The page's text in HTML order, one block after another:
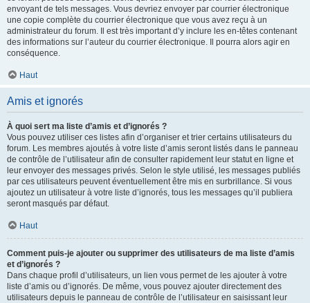
envoyant de tels messages. Vous devriez envoyer par courrier électronique
une copie complète du courrier électronique que vous avez reçu à un
administrateur du forum. Il est très important d’y inclure les en-têtes contenant
des informations sur l’auteur du courrier électronique. Il pourra alors agir en
conséquence.
Haut
Amis et ignorés
À quoi sert ma liste d’amis et d’ignorés ?
Vous pouvez utiliser ces listes afin d’organiser et trier certains utilisateurs du
forum. Les membres ajoutés à votre liste d’amis seront listés dans le panneau
de contrôle de l’utilisateur afin de consulter rapidement leur statut en ligne et
leur envoyer des messages privés. Selon le style utilisé, les messages publiés
par ces utilisateurs peuvent éventuellement être mis en surbrillance. Si vous
ajoutez un utilisateur à votre liste d’ignorés, tous les messages qu’il publiera
seront masqués par défaut.
Haut
Comment puis-je ajouter ou supprimer des utilisateurs de ma liste d’amis
et d’ignorés ?
Dans chaque profil d’utilisateurs, un lien vous permet de les ajouter à votre
liste d’amis ou d’ignorés. De même, vous pouvez ajouter directement des
utilisateurs depuis le panneau de contrôle de l’utilisateur en saisissant leur